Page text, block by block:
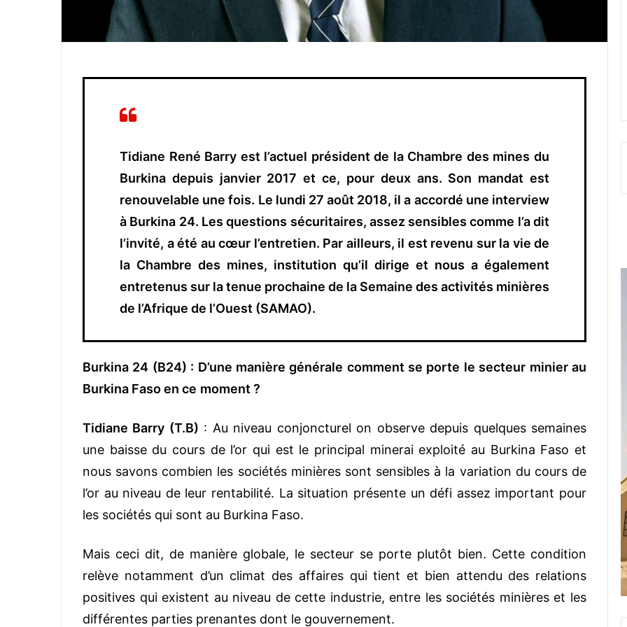
Tidiane René Barry est l’actuel président de la Chambre des mines du
Burkina depuis janvier 2017 et ce, pour deux ans. Son mandat est
renouvelable une fois. Le lundi 27 août 2018, il a accordé une interview
à Burkina 24. Les questions sécuritaires, assez sensibles comme l’a dit
l’invité, a été au cœur l’entretien. Par ailleurs, il est revenu sur la vie de
la Chambre des mines, institution qu’il dirige et nous a également
entretenus sur la tenue prochaine de la Semaine des activités minières
de l’Afrique de l’Ouest (SAMAO).
Burkina 24 (B24) : D’une manière générale comment se porte le secteur minier au
Burkina Faso en ce moment ?
Tidiane Barry (T.B) : Au niveau conjoncturel on observe depuis quelques semaines
une baisse du cours de l’or qui est le principal minerai exploité au Burkina Faso et
nous savons combien les sociétés minières sont sensibles à la variation du cours de
l’or au niveau de leur rentabilité. La situation présente un défi assez important pour
les sociétés qui sont au Burkina Faso.
Mais ceci dit, de manière globale, le secteur se porte plutôt bien. Cette condition
relève notamment d’un climat des affaires qui tient et bien attendu des relations
positives qui existent au niveau de cette industrie, entre les sociétés minières et les
différentes parties prenantes dont le gouvernement.